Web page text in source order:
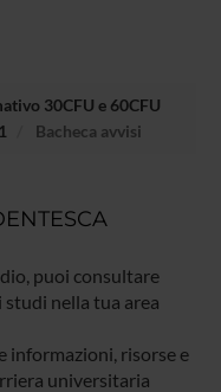
30CFU e 60CFU
Bacheca avvisi
puoi consultare
nella tua area
informazioni, risorse e
universitaria